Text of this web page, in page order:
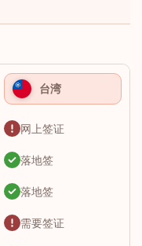
台湾
网上签证
落地签
落地签
需要签证